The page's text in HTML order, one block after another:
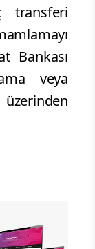
transferi
Bankası
veya